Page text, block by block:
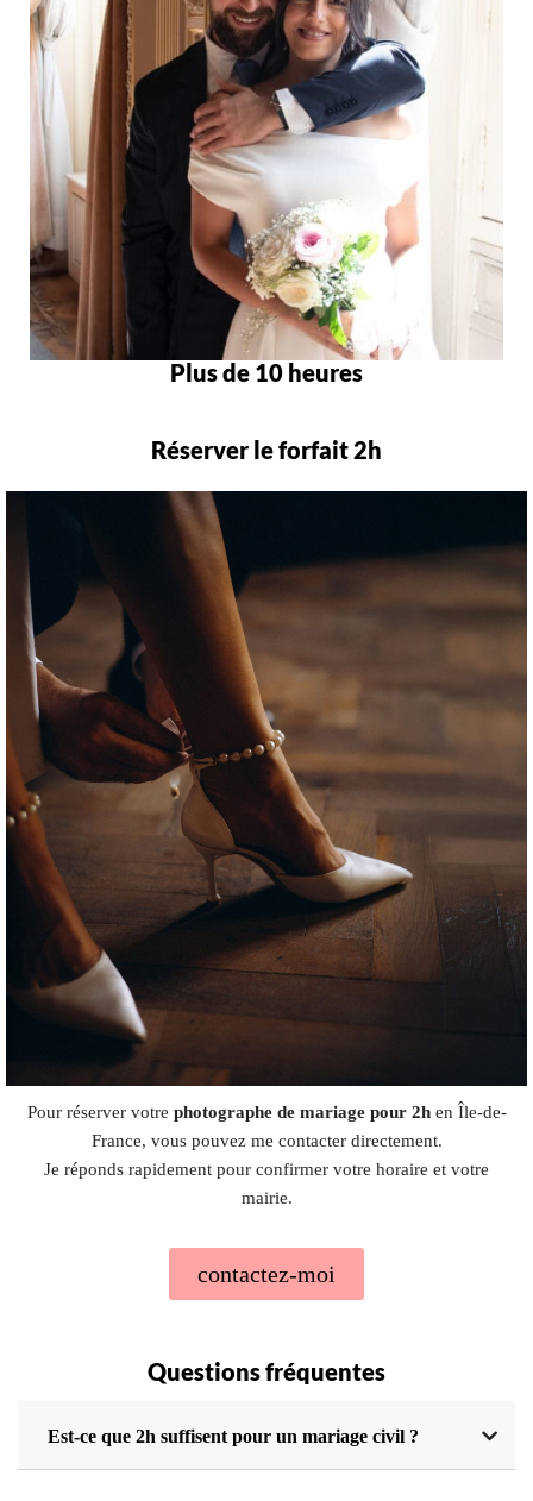
Plus de 10 heures
Réserver le forfait 2h
Pour réserver votre photographe de mariage pour 2hen Île-de-
France, vous pouvez me contacter directement.
Je réponds rapidement pour confirmer votre horaire et votre
mairie.
contactez-moi
Questions fréquentes
Est-ce que 2h suffisent pour un mariage civil ?